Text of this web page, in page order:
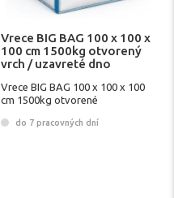
Vrece BIG BAG 100 x 100 x
100 cm 1500kg otvorený
vrch / uzavreté dno
Vrece BIG BAG 100 x 100 x 100
cm 1500kg otvorené
do 7 pracovných dní